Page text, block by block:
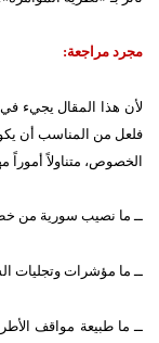
مجرد مراجعة:
لأن هذا المقال يجيء
فلعل من المناسب أن
الخصوص، متناولاً أموراً
ــ ما نصيب سورية من
ــ ما مؤشرات وتجليات
ــ ما طبيعة مواقف